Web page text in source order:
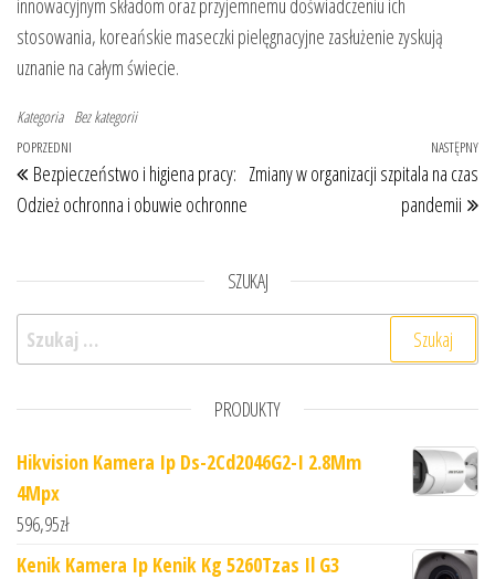
stosowania, koreańskie maseczki pielęgnacyjne zasłużenie zyskują
uznanie na całym świecie.
Kategoria Bez kategorii
Nawigacja wpisu
Poprzedni wpis
POPRZEDNI
Bezpieczeństwo i higiena pracy:
Odzież ochronna i obuwie ochronne
NASTĘPNY
Zmiany w organizacji szpitala na czas
pandemii
SZUKAJ
Szukaj:
PRODUKTY
Hikvision Kamera Ip Ds-2Cd2046G2-I 2.8Mm
4Mpx
596,95zł
Kenik Kamera Ip Kenik Kg 5260Tzas Il G3